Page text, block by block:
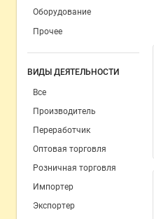
Оборудование
Прочее
ВИДЫ ДЕЯТЕЛЬНОСТИ
Все
Производитель
Переработчик
Оптовая торговля
Розничная торговля
Импортер
Экспортер